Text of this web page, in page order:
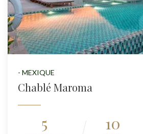
- MEXIQUE
Chablé Maroma
5 10